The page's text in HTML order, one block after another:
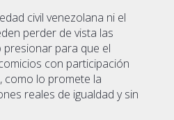
civil venezolana ni el
perder de vista las
presionar para que el
con participación
como lo promete la
reales de igualdad y sin